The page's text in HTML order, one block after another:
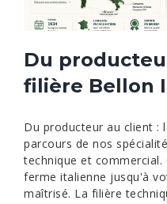
Du
filière Bellon
Du producteur au client :
parcours de nos
technique et commercial.
ferme italienne jusqu'à
maîtrisé. La filière